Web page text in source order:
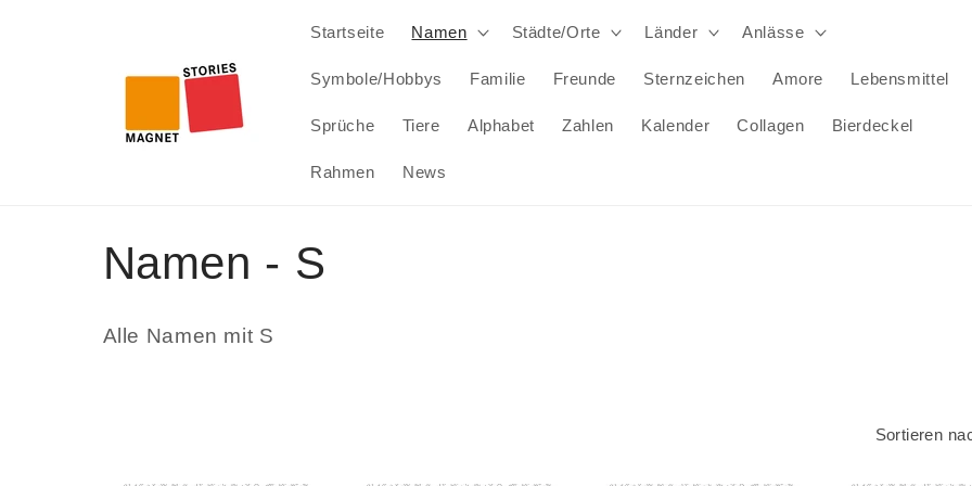
Startseite Namen Städte/Orte Länder Anlässe
Symbole/Hobbys Familie Freunde Sternzeichen Amore Lebensmittel
Sprüche Tiere Alphabet Zahlen Kalender Collagen Bierdeckel
Rahmen News
K
a
Namen - S
Alle Namen mit S
Sortieren